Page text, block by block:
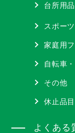
台所用品
スポー
家庭用
自転車
その他
休止品目
よくある